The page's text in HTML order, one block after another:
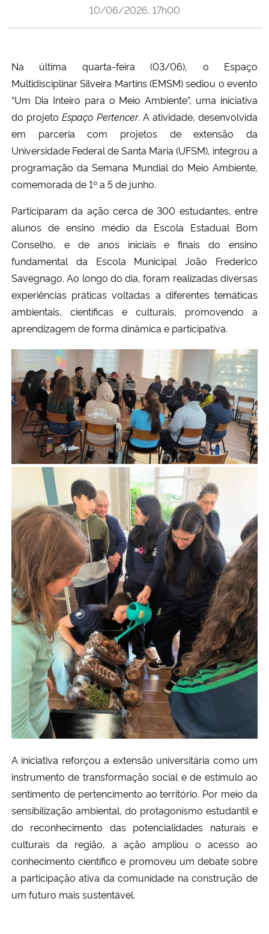
Ministério do Turismo
Controladoria-Geral da União
Ministério da Mulher, da Família e dos Direitos Humanos
Secretaria-Geral
Secretaria de Governo
Gabinete de Segurança Institucional
Advocacia-Geral da União
Banco Central do Brasil
Planalto
10/06/2026, 17h00
Na última quarta-feira (03/06), o Espaço
Multidisciplinar Silveira Martins (EMSM) sediou o evento
“Um Dia Inteiro para o Meio Ambiente”, uma iniciativa
do projeto Espaço Pertencer. A atividade, desenvolvida
em parceria com projetos de extensão da
Universidade Federal de Santa Maria (UFSM), integrou a
programação da Semana Mundial do Meio Ambiente,
comemorada de 1º a 5 de junho.
Participaram da ação cerca de 300 estudantes, entre
alunos de ensino médio da Escola Estadual Bom
Conselho, e de anos iniciais e finais do ensino
fundamental da Escola Municipal João Frederico
Savegnago. Ao longo do dia, foram realizadas diversas
experiências práticas voltadas a diferentes temáticas
ambientais, científicas e culturais, promovendo a
aprendizagem de forma dinâmica e participativa.
A iniciativa reforçou a extensão universitária como um
instrumento de transformação social e de estímulo ao
sentimento de pertencimento ao território. Por meio da
sensibilização ambiental, do protagonismo estudantil e
do reconhecimento das potencialidades naturais e
culturais da região, a ação ampliou o acesso ao
conhecimento científico e promoveu um debate sobre
a participação ativa da comunidade na construção de
um futuro mais sustentável.